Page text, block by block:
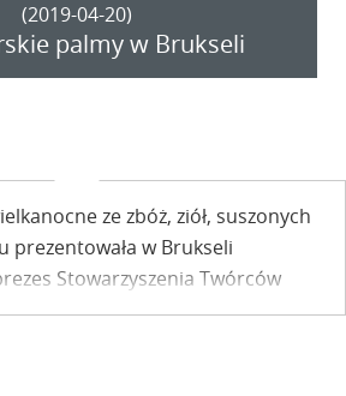
(2019-04-20)
palmy w Brukseli
ze zbóż, ziół, suszonych
prezentowała w Brukseli
Stowarzyszenia Twórców
Artystycznego w Kazimierzu.